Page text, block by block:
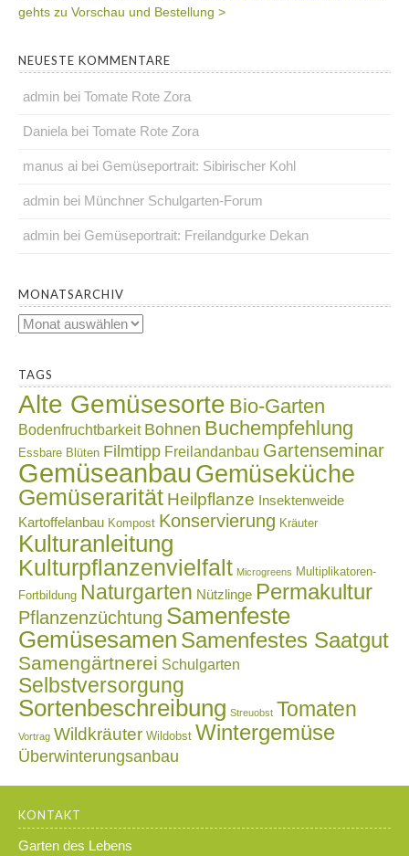
gehts zu Vorschau und Bestellung >
NEUESTE KOMMENTARE
admin bei Tomate Rote Zora
Danielabei Tomate Rote Zora
manus ai bei Gemüseportrait: Sibirischer Kohl
admin bei Münchner Schulgarten-Forum
admin bei Gemüseportrait: Freilandgurke Dekan
MONATSARCHIV
Monatsarchiv
TAGS
Alte Gemüsesorte Bio-Garten
Bodenfruchtbarkeit Bohnen Buchempfehlung
Essbare Blüten Filmtipp Freilandanbau Gartenseminar
Gemüseanbau Gemüseküche
Gemüserarität Heilpflanze
Insektenweide
Kartoffelanbau Kompost Konservierung Kräuter
Kulturanleitung
Kulturpflanzenvielfalt Microgreens Multiplikatoren-
Fortbildung Naturgarten Nützlinge Permakultur
Pflanzenzüchtung Samenfeste
Gemüsesamen Samenfestes Saatgut
Samengärtnerei Schulgarten
Selbstversorgung
Sortenbeschreibung Streuobst Tomaten
Vortrag Wildkräuter Wildobst Wintergemüse
Überwinterungsanbau
KONTAKT
Garten des Lebens